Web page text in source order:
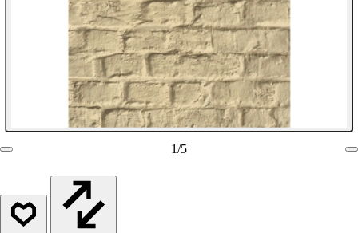
1/5